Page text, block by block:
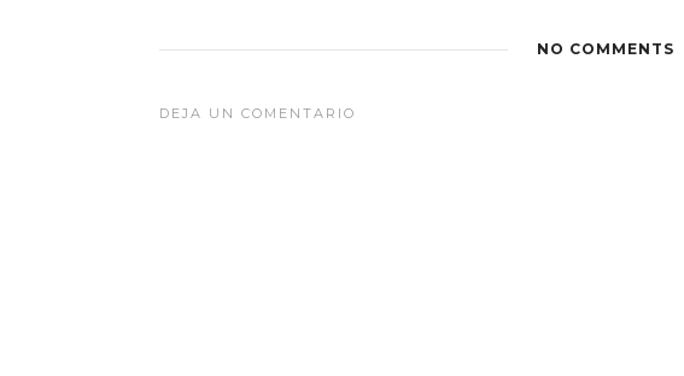
NO COMMENTS
DEJA UN COMENTARIO